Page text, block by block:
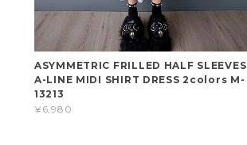
ASYMMETRIC FRILLED HALF SLEEVES
A-LINE MIDI SHIRT DRESS 2colors M-
13213
¥6,980